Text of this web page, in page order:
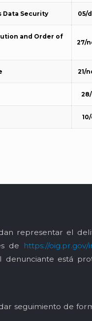
Data Security 05/
and Order of
27/
21/
representar el
de https://oig.pr.gov/
denunciante está
seguimiento de